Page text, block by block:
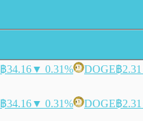
฿34.16▼ 0.31% DOGE฿2.31
฿34.16▼ 0.31% DOGE฿2.31